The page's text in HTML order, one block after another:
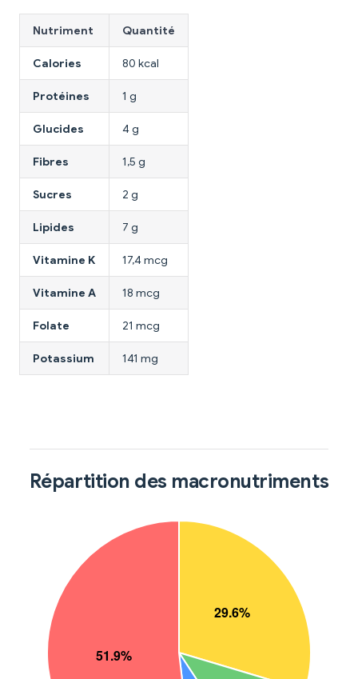
Nutriment Quantité
Calories 80 kcal
Protéines 1 g
Glucides 4 g
Fibres 1,5 g
Sucres 2 g
Lipides 7 g
Vitamine K 17,4 mcg
Vitamine A 18 mcg
Folate 21 mcg
Potassium 141 mg
Répartition des macronutriments